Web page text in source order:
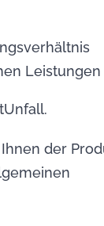
Leistungen
der